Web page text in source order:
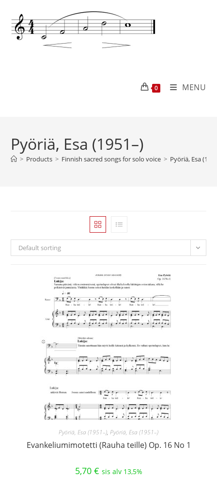
0 MENU
Pyöriä, Esa (1951–)
> Products > Finnish sacred songs for solo voice > Pyöriä, Esa
Default sorting
Pyöriä, Esa (1951–), Pyöriä, Esa (1951–)
Evankeliumimotetti (Rauha teille) Op. 16 No 1
5,70 € sis alv 13,5%